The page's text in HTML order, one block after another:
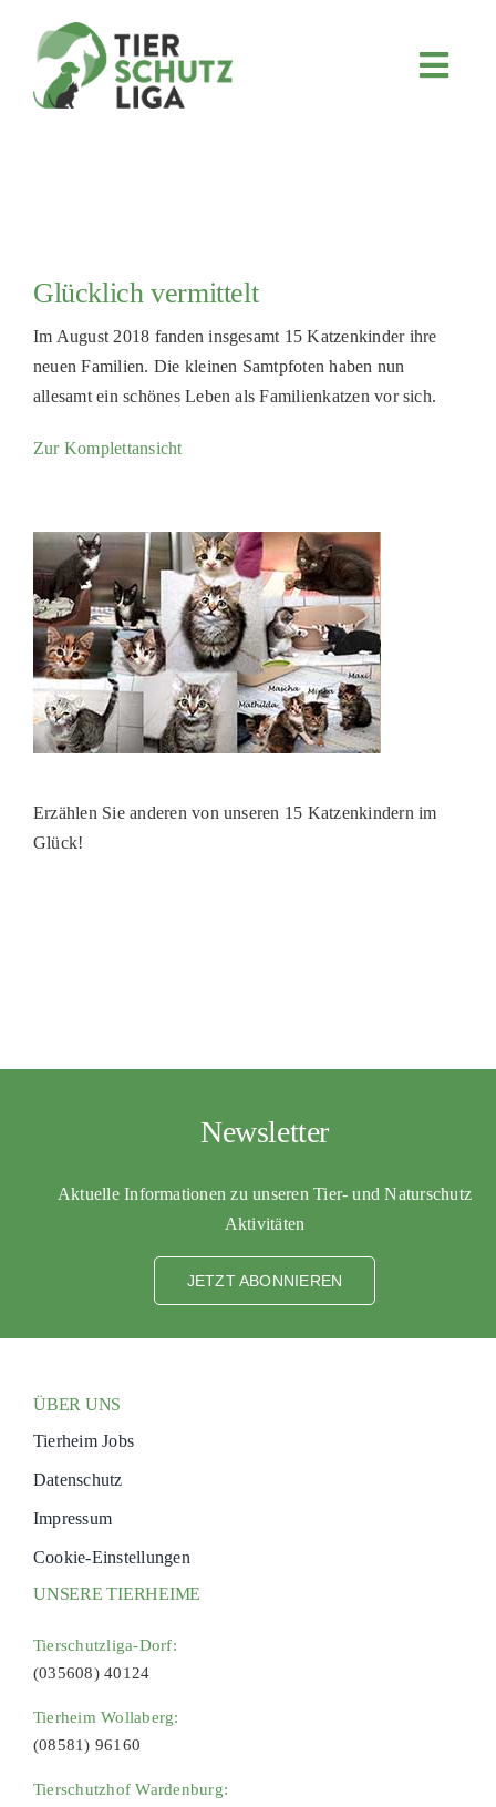
FÖRDERN & VERERBEN
KOOPERATIONEN
4KIDS
HELFER WERDEN
RATGEBER
Glücklich vermittelt
Im August 2018 fanden insgesamt 15 Katzenkinder ihre
neuen Familien. Die kleinen Samtpfoten haben nun
allesamt ein schönes Leben als Familienkatzen vor sich.
Zur Komplettansicht
Erzählen Sie anderen von unseren 15 Katzenkindern im
Glück!
Newsletter
Aktuelle Informationen zu unseren Tier- und Naturschutz
Aktivitäten
JETZT ABONNIEREN
ÜBER UNS
Tierheim Jobs
Datenschutz
Impressum
Cookie-Einstellungen
UNSERE TIERHEIME
Tierschutzliga-Dorf:
(035608) 40124
Tierheim Wollaberg:
(08581) 96160
Tierschutzhof Wardenburg: